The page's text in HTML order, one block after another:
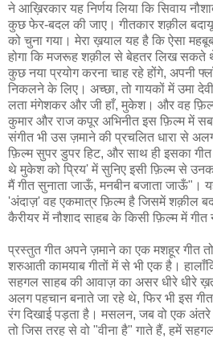
ने आख़िरकार यह निर्णय लिया कि सिवाय
कुछ फेर-बदल की जाए। गीतकार शक़ील
को चुना गया। मेरा ख़याल यह है कि ऐसा
होगा कि मजरूह शक़ील से बेहतर लिख सकते
कुछ नया प्रयोग करना चाह रहे होंगे, अपनी
निकलने के लिए। अच्छा, तो गायकों में उमा
लता मंगेशकर और जी हाँ, मुकेश। और वह
कुमार और राज कपूर अभिनीत इस फ़िल्म में
संगीत भी उस ज़माने की प्रचलित धारा से
फ़िल्म सुपर डुपर हिट, और साथ ही इसका
थे मुकेश को प्रिय' में सुनिए इसी फ़िल्म से
मैं गीत सुनाता जाऊँ, मनबीन बजाता जाऊँ"।
'अंदाज़' वह एकमात्र फ़िल्म है जिसमें शक़ील
कैरीयर में नौशाद साहब के किसी फ़िल्म में गीत
प्रस्तुत गीत अपने ज़माने का एक मशहूर गीत
शरुआती कामयाब गीतों में से भी एक है।
सहगल साहब की आवाज़ का असर धीरे धीरे
अलग पहचान बनाते जा रहे थे, फिर भी इस
रंग दिखाई पड़ता है। मसलन, जब वो एक अंतरे
तो जिस तरह से वो "वीना है" गाते हैं, हमें